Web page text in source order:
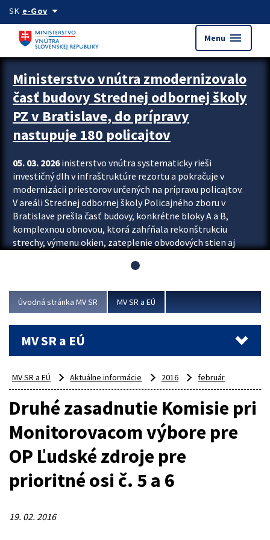
Preskocit na hlavný obsah
SK e-Govarrow_drop_down
Menu menu
Ministerstvo vnútra zmodernizovalo
časť budovy Strednej odbornej školy
PZ v Bratislave, do prípravy
nastupuje 180 policajtov
05. 03. 2026inisterstvo vnútra systematicky rieši
investičný dlh v infraštruktúre rezortu a pokračuje v
modernizácii priestorov určených na prípravu policajtov.
V areáli Strednej odbornej školy Policajného zboru v
Bratislave prešla časť budovy, konkrétne bloky A a B,
komplexnou obnovou, ktorá zahŕňala rekonštrukciu
strechy, výmenu okien, zateplenie obvodových stien aj
aj interiéru, kde vznikli nové učebne a moderné
Viac
Úvodná stránka MV SR MV SR a EÚ
MV SR a EÚ
MV SR a EÚ Aktuálne informácie 2016 február
Druhé zasadnutie Komisie pri
Monitorovacom výbore pre
OP Ľudské zdroje pre
prioritné osi č. 5 a 6
19. 02. 2016